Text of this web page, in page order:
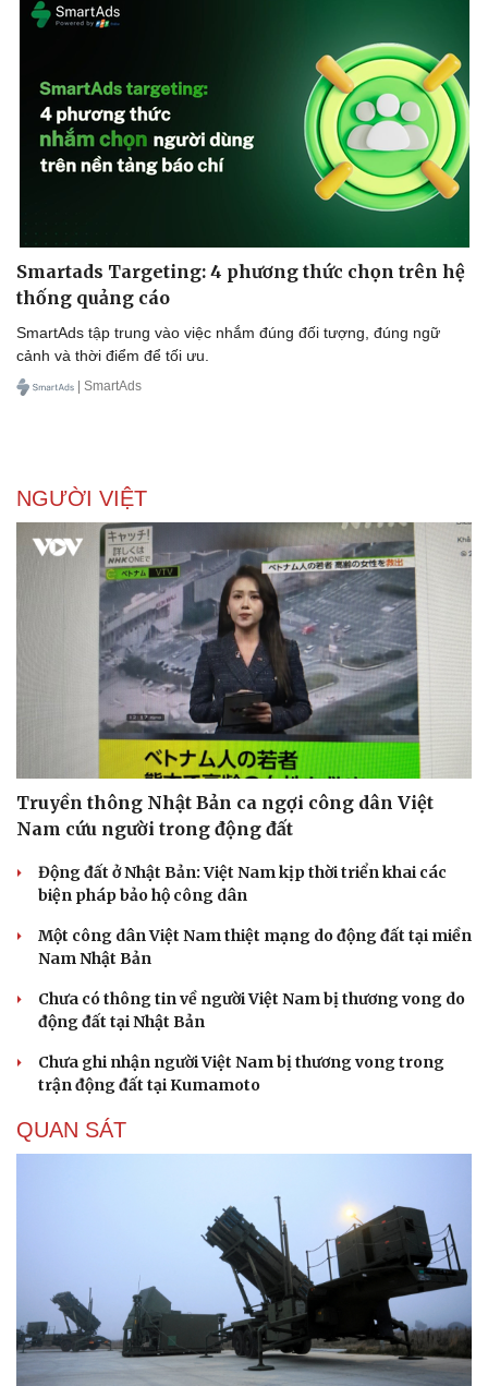
Di sản
Săn Tour
check-in
Podcast
Câu chuyện thời sự
Đọc truyện đêm khuya
Cửa sổ tình yêu
Kể chuyện cho bé
Hạt giống tâm hồn
Smartads Targeting: 4 phương thức chọn trên hệ
thống quảng cáo
SmartAds tập trung vào việc nhắm đúng đối tượng, đúng ngữ
cảnh và thời điểm để tối ưu.
| SmartAds
NGƯỜI VIỆT
Truyền thông Nhật Bản ca ngợi công dân Việt
Nam cứu người trong động đất
Động đất ở Nhật Bản: Việt Nam kịp thời triển khai các
biện pháp bảo hộ công dân
Một công dân Việt Nam thiệt mạng do động đất tại miền
Nam Nhật Bản
Chưa có thông tin về người Việt Nam bị thương vong do
động đất tại Nhật Bản
Chưa ghi nhận người Việt Nam bị thương vong trong
trận động đất tại Kumamoto
QUAN SÁT